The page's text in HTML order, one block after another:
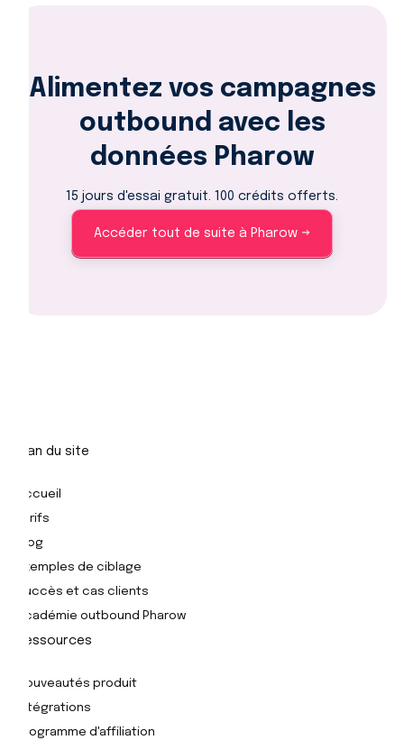
Alimentez vos campagnes
outbound avec les
données Pharow
15 jours d'essai gratuit. 100 crédits offerts.
Accéder tout de suite à Pharow →
Plan du site
Accueil
Tarifs
Blog
Exemples de ciblage
Succès et cas clients
Académie outbound Pharow
Ressources
Nouveautés produit
Intégrations
Programme d'affiliation